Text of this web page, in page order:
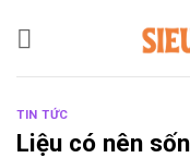
TIN TỨC
Liệu có nên